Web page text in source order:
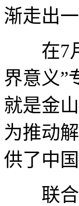
渐走出
在7月
界意义”
就是金
为推动
供了中
联合